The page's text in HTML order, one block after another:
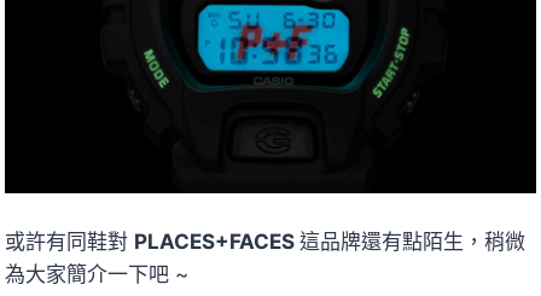
或許有同鞋對 PLACES+FACES 這品牌還有點陌生，稍微
為大家簡介一下吧 ~